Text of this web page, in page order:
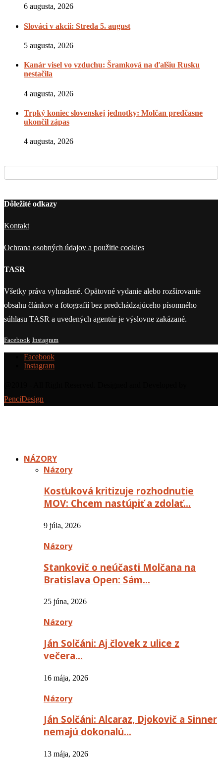
6 augusta, 2026
Slováci v akcii: Streda 5. august
5 augusta, 2026
Kanár visel vo vzduchu: Šramková na ďalšiu Rusku
nestačila
4 augusta, 2026
Trpký koniec slovenskej jednotky: Molčan predčasne
ukončil zápas
4 augusta, 2026
Dôležité odkazy
Kontakt
Ochrana osobných údajov a použitie cookies
TASR
Všetky práva vyhradené. Opätovné vydanie alebo rozširovanie
obsahu článkov a fotografií bez predchádzajúceho písomného
súhlasu TASR a uvedených agentúr je výslovne zakázané.
Facebook Instagram
Facebook
Instagram
PenciDesign
NÁZORY
Názory
Kosťuková kritizuje rozhodnutie
MOV: Chcem nastúpiť a zdolať…
9 júla, 2026
Názory
Stankovič o neúčasti Molčana na
Bratislava Open: Sám…
25 júna, 2026
Názory
Ján Solčáni: Aj človek z ulice z
večera…
16 mája, 2026
Názory
Ján Solčáni: Alcaraz, Djokovič a Sinner
nemajú dokonalú…
13 mája, 2026